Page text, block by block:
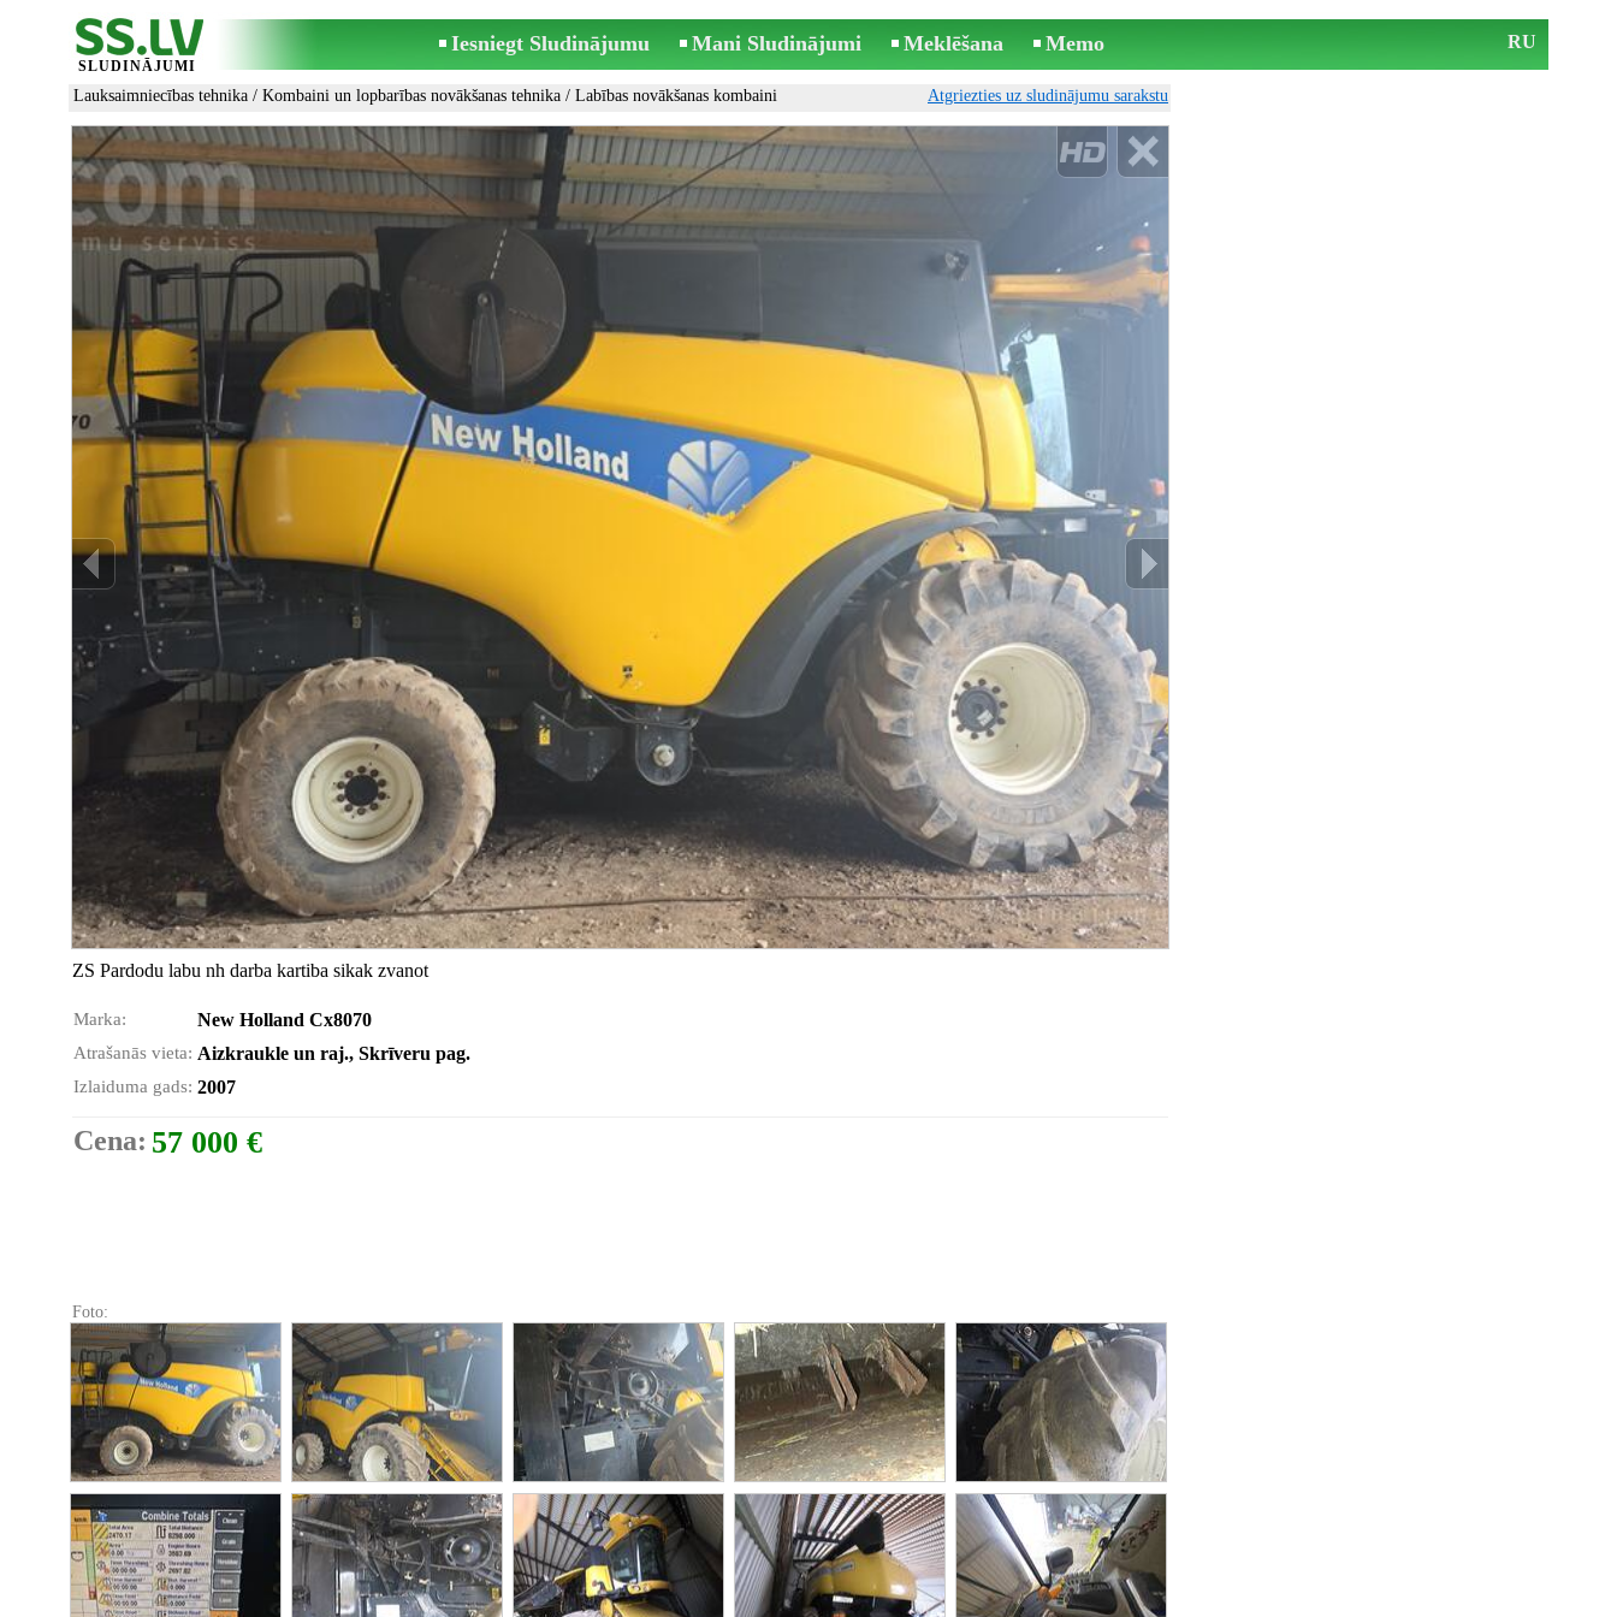
SLUDINĀJUMI
Iesniegt Sludinājumu Mani Sludinājumi Meklēšana Memo RU
Lauksaimniecības tehnika / Kombaini un lopbarības novākšanas tehnika / Labības novākšanas kombaini Atgriezties uz sludinājumu sarakstu
ZS Pardodu labu nh darba kartiba sikak zvanot
Marka: New Holland Cx8070
Atrašanās vieta: Aizkraukle un raj., Skrīveru pag.
Izlaiduma gads: 2007
Cena: 57 000 €
Foto: